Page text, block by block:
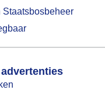
Staatsbosbeheer
akkoord op hebt
zo een pop-up uit
deze toestemming
wordt.